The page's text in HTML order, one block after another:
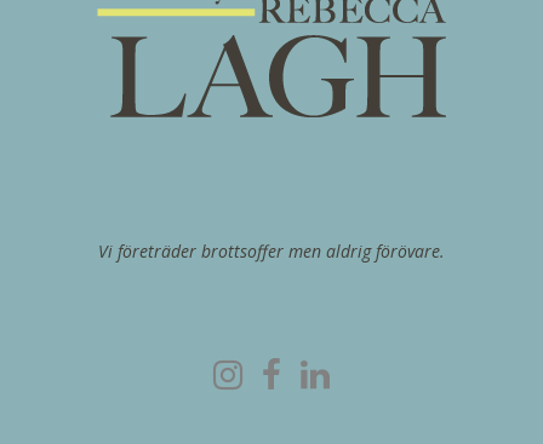
Vi företräder brottsoffer men aldrig förövare.